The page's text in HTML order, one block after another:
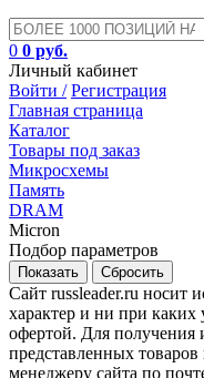
0 0 руб.
Личный кабинет
Войти / Регистрация
Главная страница
Каталог
Товары под заказ
Микросхемы
Память
DRAM
Micron
Подбор параметров
Сайт russleader.ru носит
характер и ни при каких
офертой. Для
представленных
менеджеру сайта по